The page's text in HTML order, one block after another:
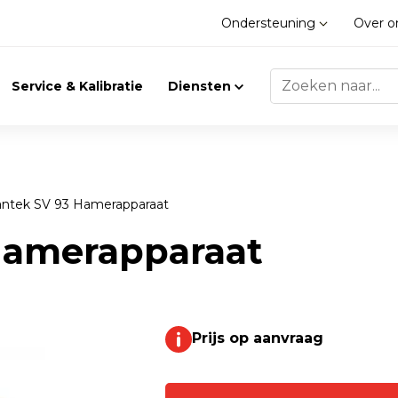
Ondersteuning Over
Trillingsmeters
Service & Kalibratie Diensten
SV 93 Hamerapparaat
Prijs op aanvraag